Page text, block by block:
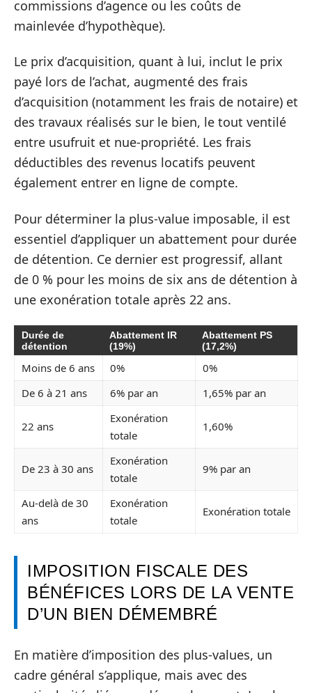
commissions d’agence ou les coûts de
mainlevée d’hypothèque).
Le prix d’acquisition, quant à lui, inclut le prix
payé lors de l’achat, augmenté des frais
d’acquisition (notamment les frais de notaire) et
des travaux réalisés sur le bien, le tout ventilé
entre usufruit et nue-propriété. Les frais
déductibles des revenus locatifs peuvent
également entrer en ligne de compte.
Pour déterminer la plus-value imposable, il est
essentiel d’appliquer un abattement pour durée
de détention. Ce dernier est progressif, allant
de 0 % pour les moins de six ans de détention à
une exonération totale après 22 ans.
Durée de
détention
Abattement IR
(19%)
Abattement PS
(17,2%)
Moins de 6 ans 0%
0%
De 6 à 21 ans
6% par an 1,65% par an
22 ans
Exonération
totale
1,60%
De 23 à 30 ans
Exonération
totale
9% par an
Au-delà de 30
ans
Exonération
totale
Exonération totale
IMPOSITION FISCALE DES
BÉNÉFICES LORS DE LA VENTE
D’UN BIEN DÉMEMBRÉ
En matière d’imposition des plus-values, un
cadre général s’applique, mais avec des